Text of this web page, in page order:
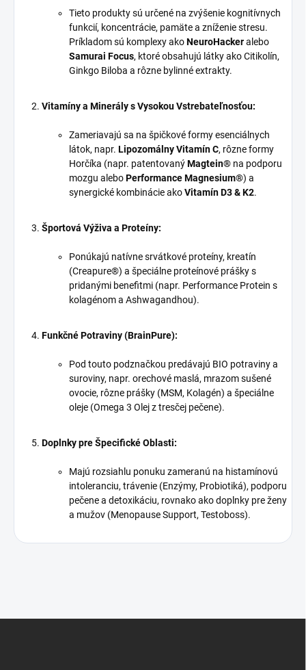
Tieto produkty sú určené na zvýšenie kognitívnych
funkcií, koncentrácie, pamäte a zníženie stresu.
Príkladom sú komplexy akoNeuroHackeralebo
Samurai Focus, ktoré obsahujú látky ako Citikolín,
Ginkgo Biloba a rôzne bylinné extrakty.
Vitamíny a Minerály s Vysokou Vstrebateľnosťou:
Zameriavajú sa na špičkové formy esenciálnych
látok, napr. Lipozomálny Vitamín C, rôzne formy
Horčíka (napr. patentovanýMagtein® na podporu
mozgu aleboPerformance Magnesium®) a
synergické kombinácie akoVitamín D3 & K2.
Športová Výživa a Proteíny:
Ponúkajú natívne srvátkové proteíny, kreatín
(Creapure®) a špeciálne proteínové prášky s
pridanými benefitmi (napr. Performance Protein s
kolagénom a Ashwagandhou).
Funkčné Potraviny (BrainPure):
Pod touto podznačkou predávajú BIO potraviny a
suroviny, napr. orechové maslá, mrazom sušené
ovocie, rôzne prášky (MSM, Kolagén) a špeciálne
oleje (Omega 3 Olej z tresčej pečene).
Doplnky pre Špecifické Oblasti:
Majú rozsiahlu ponuku zameranú na histamínovú
intoleranciu, trávenie (Enzýmy, Probiotiká), podporu
pečene a detoxikáciu, rovnako ako doplnky pre ženy
a mužov (Menopause Support, Testoboss).